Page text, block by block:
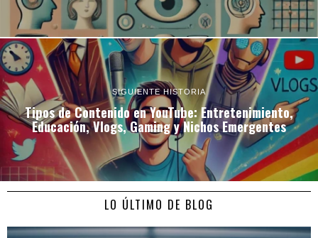
SIGUIENTE HISTORIA
Tipos de Contenido en YouTube: Entretenimiento,
Educación, Vlogs, Gaming y Nichos Emergentes
LO ÚLTIMO DE BLOG